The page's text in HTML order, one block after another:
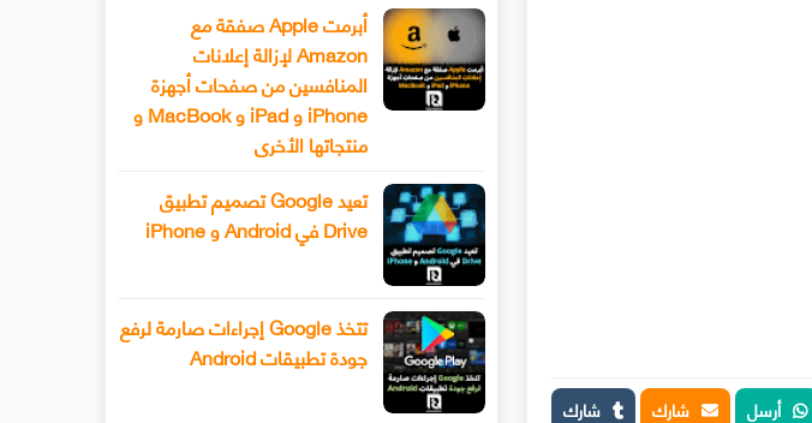
أرسل شارك شارك
أبرمت Apple صفقة مع
Amazon لإزالة إعلانات
المنافسين من صفحات أجهزة
iPhone و iPad و MacBook و
منتجاتها الأخرى
تعيد Google تصميم تطبيق
Drive في Android و iPhone
تتخذ Google إجراءات صارمة لرفع
جودة تطبيقات Android